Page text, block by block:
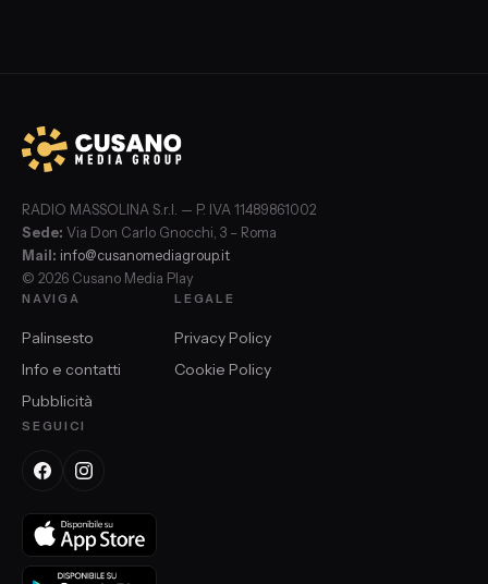
RADIO MASSOLINA S.r.l. — P. IVA 11489861002
Sede: Via Don Carlo Gnocchi, 3 – Roma
Mail: info@cusanomediagroup.it
© 2026 Cusano Media Play
NAVIGA
Palinsesto
Info e contatti
Pubblicità
LEGALE
Privacy Policy
Cookie Policy
SEGUICI